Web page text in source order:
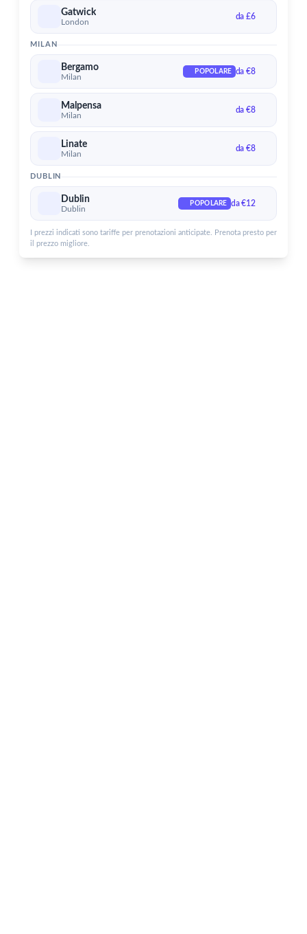
Aeroporto di Dublin
Servizi per l'Aeroporto di Dublin
Gatwick
London
da £6
MILAN
Bergamo
Milan
POPOLARE da €8
Malpensa
Milan
da €8
Linate
Milan
da €8
DUBLIN
Dublin
Dublin
POPOLARE da €12
I prezzi indicati sono tariffe per prenotazioni anticipate. Prenota presto per
il prezzo migliore.